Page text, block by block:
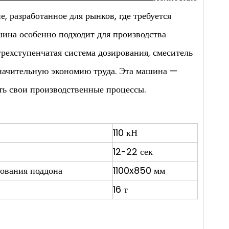
для рынков, где требуется
особенно подходит для производства
система дозирования, смеситель
экономию труда. Эта машина —
свои производственные процессы.
110 кН
12-22 сек
поддона
1100x850 мм
16 т